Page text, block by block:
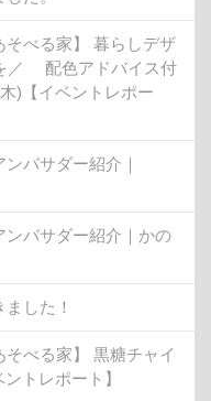
そべる家】 暮らしデザ
／ 配色アドバイス付
)【イベントレポー
バサダー紹介｜
ンバサダー紹介｜かの
した！
そべる家】 黒糖チャイ
トレポート】